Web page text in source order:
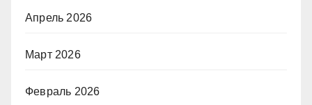
Апрель 2026
Март 2026
Февраль 2026